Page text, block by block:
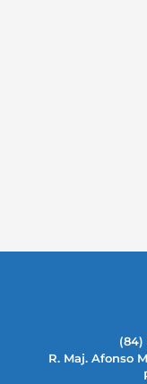
(84)
R. Maj. Afonso